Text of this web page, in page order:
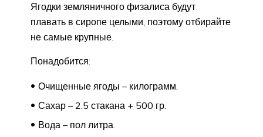
Ягодки земляничного физалиса будут
плавать в сиропе целыми, поэтому отбирайте
не самые крупные.
Понадобится:
Очищенные ягоды – килограмм.
Сахар – 2.5 стакана + 500 гр.
Вода – пол литра.